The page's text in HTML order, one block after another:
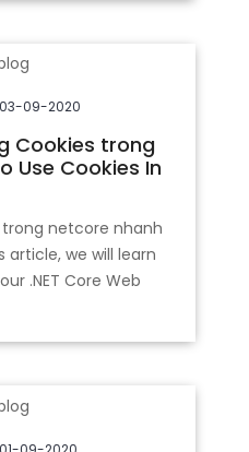
03-09-2020
Cookies trong
Use Cookies In
netcore nhanh
article, we will learn
.NET Core Web